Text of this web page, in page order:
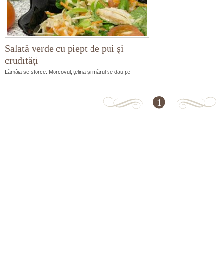
Salată verde cu piept de pui şi
crudităţi
Lămâia se storce. Morcovul, ţelina şi mărul se dau pe
1